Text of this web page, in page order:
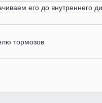
его до внутреннего
тормозов